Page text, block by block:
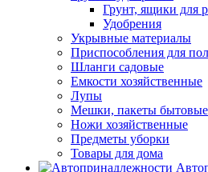
Грунт, ящики для
Удобрения
Укрывные материалы
Приспособления для
Шланги садовые
Емкости хозяйственные
Лупы
Мешки, пакеты бытовые
Ножи хозяйственные
Предметы уборки
Товары для дома